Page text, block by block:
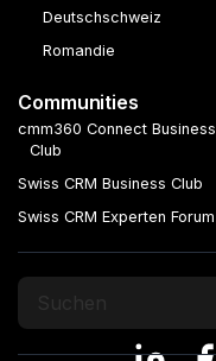
Deutschschweiz
Romandie
Communities
cmm360 Connect Business
Club
Swiss CRM Business Club
Swiss CRM Experten Forum